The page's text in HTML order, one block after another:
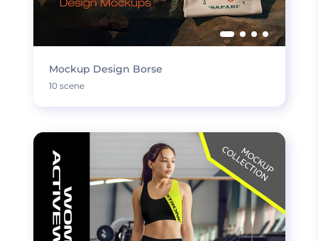
Mockup Design Borse
10 scene